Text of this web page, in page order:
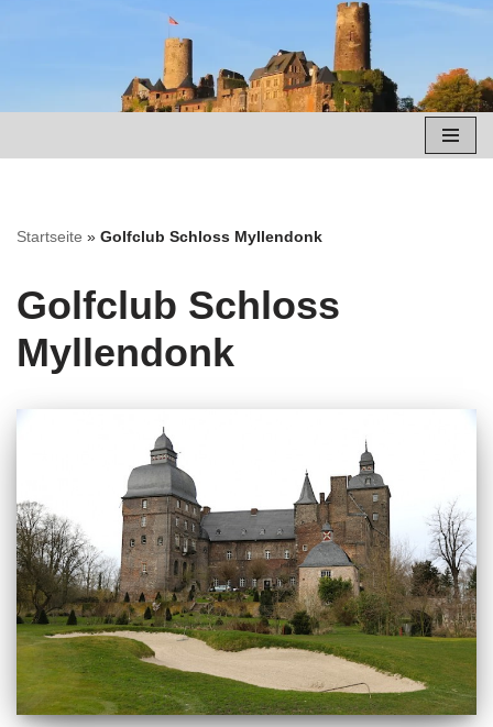
springen
Startseite » Golfclub Schloss Myllendonk
Golfclub Schloss
Myllendonk